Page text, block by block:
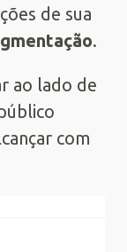
de sua
.
ao lado de
com